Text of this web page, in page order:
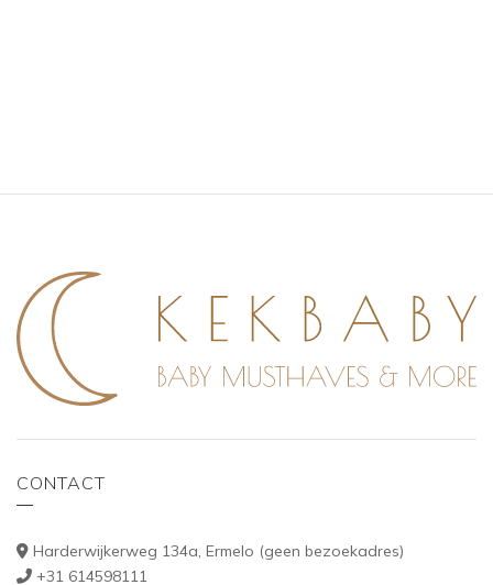
CONTACT
Harderwijkerweg 134a, Ermelo (geen bezoekadres)
+31 614598111